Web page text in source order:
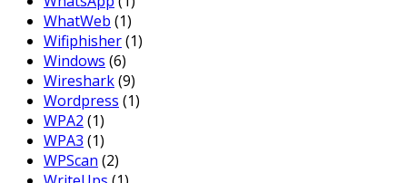
WhatWeb (1)
Wifiphisher(1)
Windows (6)
Wireshark(9)
Wordpress (1)
WPA2 (1)
WPA3 (1)
WPScan (2)